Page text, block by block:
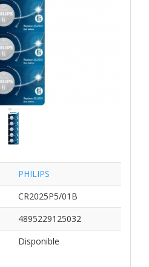
PHILIPS
CR2025P5/01B
4895229125032
Disponible